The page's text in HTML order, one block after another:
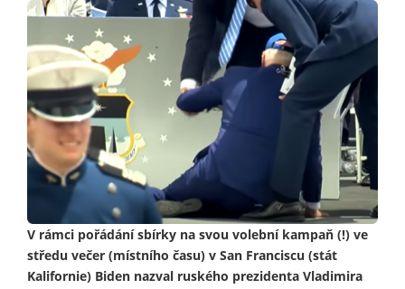
V rámci pořádání sbírky na svou volební kampaň (!) ve
středu večer (místního času) v San Franciscu (stát
Kalifornie) Biden nazval ruského prezidenta Vladimira